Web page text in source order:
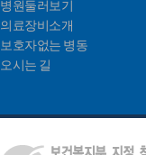
병원둘러보기
의료장비소개
보호자없는 병동
오시는 길